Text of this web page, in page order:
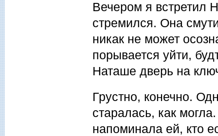
Вечером я встретил
стремился. Она
никак не может
порывается уйти,
Наташе дверь на
Грустно, конечно.
старалась, как
напоминала ей, кто